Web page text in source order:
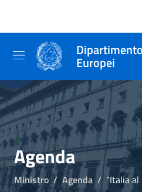
Europei
Agenda
Ministro Agenda "Italia al bivio: Uno